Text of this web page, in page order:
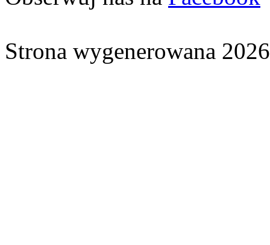
Strona wygenerowana